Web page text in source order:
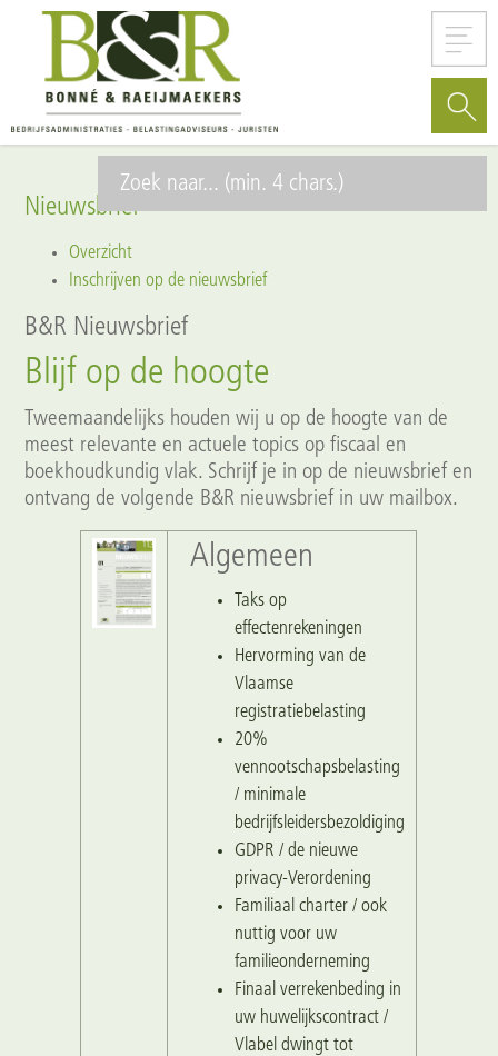
Nieuwsbrief
Overzicht
Inschrijven op de nieuwsbrief
B&R Nieuwsbrief
Blijf op de hoogte
Tweemaandelijks houden wij u op de hoogte van de
meest relevante en actuele topics op fiscaal en
boekhoudkundig vlak. Schrijf je in op de nieuwsbrief en
ontvang de volgende B&R nieuwsbrief in uw mailbox.
Algemeen
Taks op
effectenrekeningen
Hervorming van de
Vlaamse
registratiebelasting
20%
vennootschapsbelasting
/ minimale
bedrijfsleidersbezoldiging
GDPR / de nieuwe
privacy-Verordening
Familiaal charter / ook
nuttig voor uw
familieonderneming
Finaal verrekenbeding in
uw huwelijkscontract /
Vlabel dwingt tot